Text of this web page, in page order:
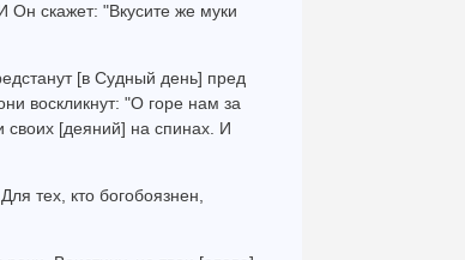
скажет: "Вкусите же муки
[в Судный день] пред
воскликнут: "О горе нам за
[деяний] на спинах. И
тех, кто богобоязнен,